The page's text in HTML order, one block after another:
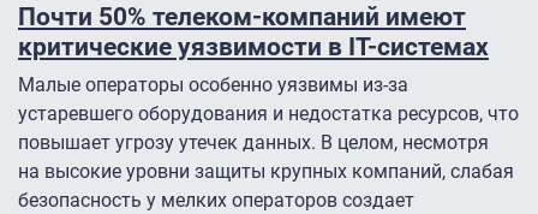
Почти 50% телеком-компаний имеют
критические уязвимости в IT-системах
Малые операторы особенно уязвимы из-за
устаревшего оборудования и недостатка ресурсов, что
повышает угрозу утечек данных. В целом, несмотря
на высокие уровни защиты крупных компаний, слабая
безопасность у мелких операторов создает